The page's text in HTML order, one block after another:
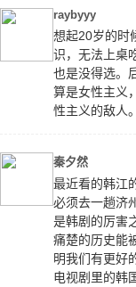
raybyyy
想起20岁的时
识，无法上桌
也是没得选。
算是女性主义
性主义的敌人。
秦夕然
最近看的韩江
必须去一趟济
是韩剧的厉害
痛楚的历史能
明我们有更好
电视剧里的韩